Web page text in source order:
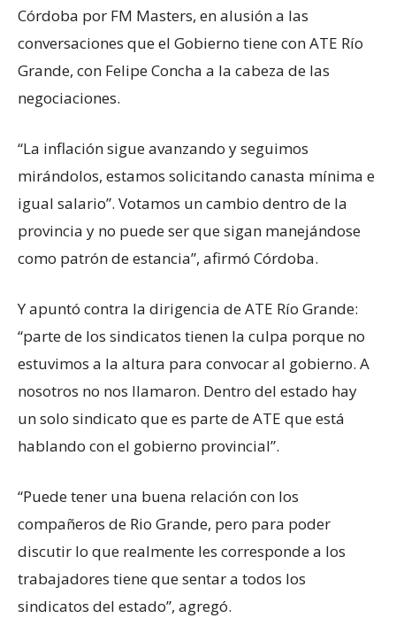
Córdoba por FM Masters, en alusión a las
conversaciones que el Gobierno tiene con ATE Río
Grande, con Felipe Concha a la cabeza de las
negociaciones.
“La inflación sigue avanzando y seguimos
mirándolos, estamos solicitando canasta mínima e
igual salario”. Votamos un cambio dentro de la
provincia y no puede ser que sigan manejándose
como patrón de estancia”, afirmó Córdoba.
Y apuntó contra la dirigencia de ATE Río Grande:
“parte de los sindicatos tienen la culpa porque no
estuvimos a la altura para convocar al gobierno. A
nosotros no nos llamaron. Dentro del estado hay
un solo sindicato que es parte de ATE que está
hablando con el gobierno provincial”.
“Puede tener una buena relación con los
compañeros de Rio Grande, pero para poder
discutir lo que realmente les corresponde a los
trabajadores tiene que sentar a todos los
sindicatos del estado”, agregó.